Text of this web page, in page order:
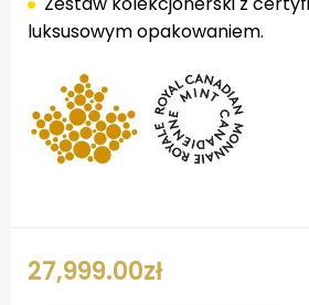
luksusowym opakowaniem.
27,999.00zł